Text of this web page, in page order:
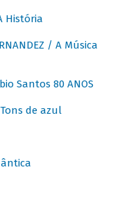
História
/ A Música
Santos 80 ANOS
Tons de azul